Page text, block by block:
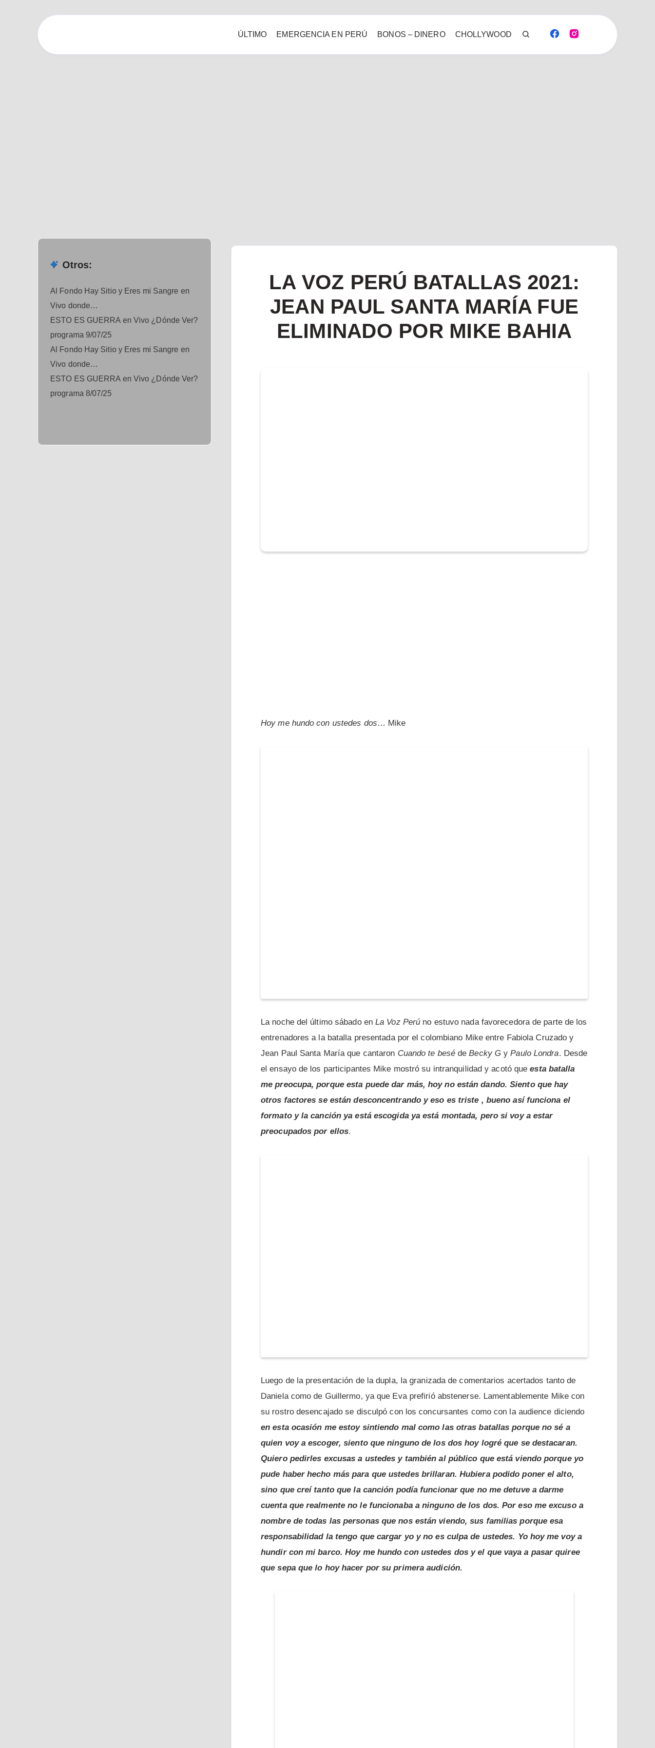
ÚLTIMO EMERGENCIA EN PERÚ BONOS – DINERO CHOLLYWOOD
LA VOZ PERÚ BATALLAS 2021:
JEAN PAUL SANTA MARÍA FUE
ELIMINADO POR MIKE BAHIA
Hoy me hundo con ustedes dos… Mike
La noche del último sábado enLa Voz Perú no estuvo nada favorecedora de parte de los
entrenadores a la batalla presentada por el colombiano Mike entre Fabiola Cruzado y
Jean Paul Santa María que cantaron Cuando te besédeBecky G yPaulo Londra. Desde
el ensayo de los participantes Mike mostró su intranquilidad y acotó queesta batalla
me preocupa, porque esta puede dar más, hoy no están dando. Siento que hay
otros factores se están desconcentrando y eso es triste , bueno así funciona el
formato y la canción ya está escogida ya está montada, pero si voy a estar
preocupados por ellos.
Luego de la presentación de la dupla, la granizada de comentarios acertados tanto de
Daniela como de Guillermo, ya que Eva prefirió abstenerse. Lamentablemente Mike con
su rostro desencajado se disculpó con los concursantes como con la audience diciendo
en esta ocasión me estoy sintiendo mal como las otras batallas porque no sé a
quien voy a escoger, siento que ninguno de los dos hoy logré que se destacaran.
Quiero pedirles excusas a ustedes y también al público que está viendo porque yo
pude haber hecho más para que ustedes brillaran. Hubiera podido poner el alto,
sino que creí tanto que la canción podía funcionar que no me detuve a darme
cuenta que realmente no le funcionaba a ninguno de los dos. Por eso me excuso a
nombre de todas las personas que nos están viendo, sus familias porque esa
responsabilidad la tengo que cargar yo y no es culpa de ustedes. Yo hoy me voy a
hundir con mi barco. Hoy me hundo con ustedes dos y el que vaya a pasar quiree
que sepa que lo hoy hacer por su primera audición.
Otros:
Al Fondo Hay Sitio y Eres mi Sangre en
Vivo donde…
ESTO ES GUERRA en Vivo ¿Dónde Ver?
programa 9/07/25
Al Fondo Hay Sitio y Eres mi Sangre en
Vivo donde…
ESTO ES GUERRA en Vivo ¿Dónde Ver?
programa 8/07/25